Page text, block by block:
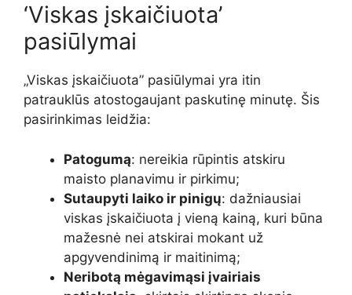
‘Viskas įskaičiuota’
pasiūlymai
„Viskas įskaičiuota” pasiūlymai yra itin
patrauklūs atostogaujant paskutinę minutę. Šis
pasirinkimas leidžia:
Patogumą: nereikia rūpintis atskiru
maisto planavimu ir pirkimu;
Sutaupyti laiko ir pinigų: dažniausiai
viskas įskaičiuota į vieną kainą, kuri būna
mažesnė nei atskirai mokant už
apgyvendinimą ir maitinimą;
Neribotą mėgavimąsi įvairiais